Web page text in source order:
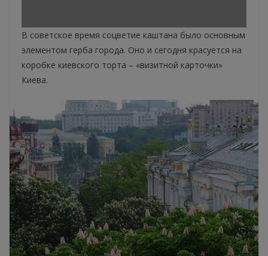
В советское время соцветие каштана было основным
элементом герба города. Оно и сегодня красуется на
коробке киевского торта – «визитной карточки»
Киева.